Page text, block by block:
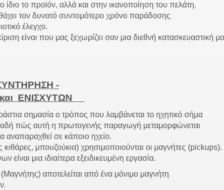
ίδιο το προϊόν, αλλά και στην ικανοποίηση του πελάτη.
τον δυνατό συντομότερο χρόνο παράδοσης
έλεγχο.
είναι που μας ξεχωρίζει σαν μια διεθνή κατασκευαστική
-
ΕΝΙΣΧΥΤΩΝ
σημασία ο τρόπος που λαμβάνεται το ηχητικό σήμα
πώς αυτή η πρωτογενής παραγωγή μεταμορφώνεται
αναπαραχθεί σε κάποιο ηχείο.
μπουζούκια) χρησιμοποιούνται οι μαγνήτες (pickups).
μια ιδιαίτερα εξειδικευμένη εργασία.
αποτελείται από ένα μόνιμο μαγνήτη